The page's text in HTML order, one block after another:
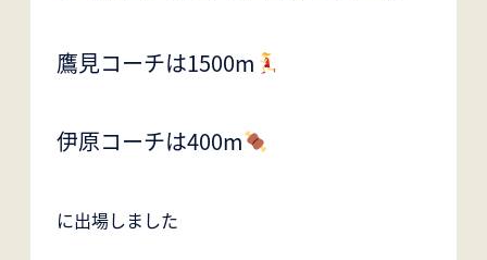
鷹見コーチは1500m
伊原コーチは400m
に出場しました